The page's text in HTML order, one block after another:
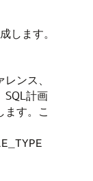
します。
ンス、
SQL計画
ます。こ